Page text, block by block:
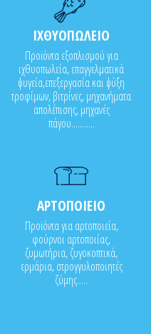
ΙΧΘΥΟΠΩΛΕΙΟ
Προϊόντα εξοπλισμού για
ιχθυοπωλεία, επαγγελματικά
ψυγεία,επεξεργασία και ψύξη
τροφίμων, βιτρίνες, μηχανήματα
απολέπισης, μηχανές
πάγου...........
ΑΡΤΟΠΟΙΕΙΟ
Προϊόντα για αρτοποιεία,
φούρνοι αρτοποιίας,
ζυμωτήρια, ζυγοκοπτικά,
ερμάρια, στρογγυλοποιητές
ζύμης.....